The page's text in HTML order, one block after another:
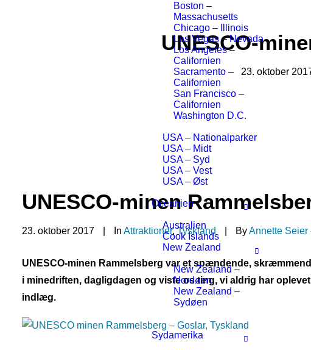
Boston –
Massachusetts
Chicago – Illinois
Las Vegas – Nevada
Los Angeles –
Californien
Sacramento –
Californien
San Francisco –
Californien
Washington D.C.
USA – Nationalparker
USA – Midt
USA – Syd
USA – Vest
USA – Øst
Oceanien
Australien
Cook Islands
New Zealand
New Zealand –
Nordøen
New Zealand –
Sydøen
Sydamerika
UNESCO-
23. oktober
UNESCO-minen
23. oktober 2017 In Attraktioner,Tyskland ByAnnette Seier
UNESCO-minen Rammelsberg var et spændende,
i minedriften, dagligdagen og viste os ting, vi aldrig har
indlæg.